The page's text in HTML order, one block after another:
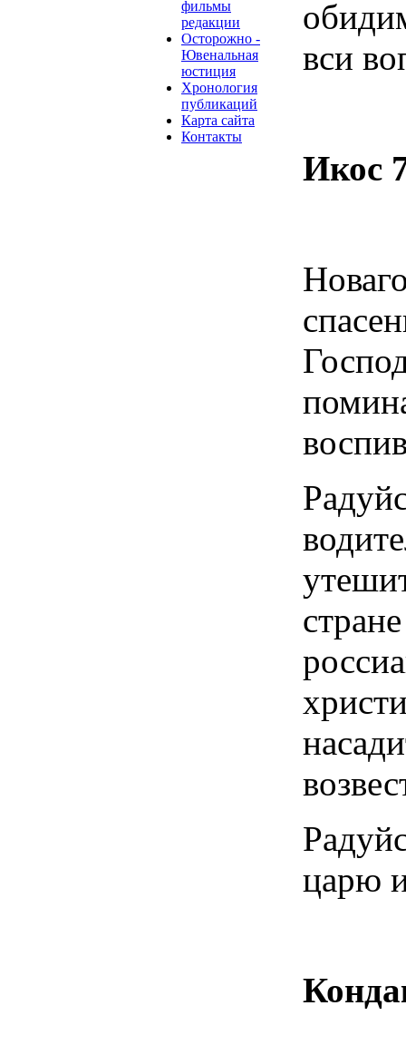
фильмы
редакции
Осторожно -
Ювенальная
юстиция
Хронология
публикаций
Карта сайта
Контакты
вси
Икос
царю